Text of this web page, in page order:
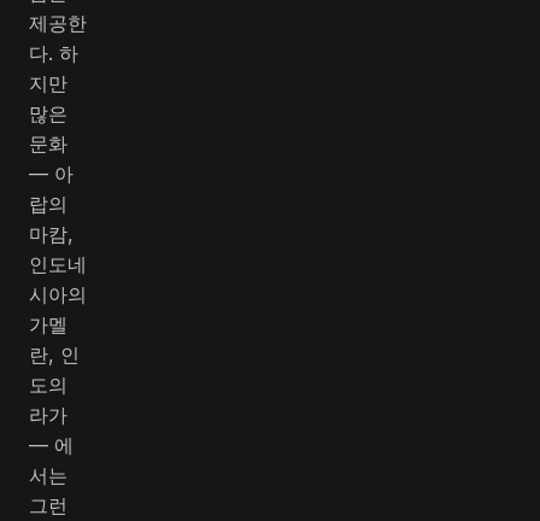
제공한
다. 하
지만
많은
문화
— 아
랍의
마캄,
인도네
시아의
가멜
란, 인
도의
라가
— 에
서는
그런